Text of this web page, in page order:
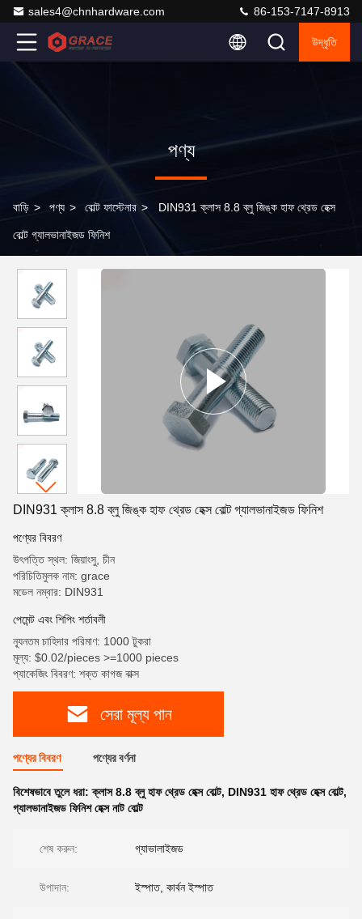
sales4@chnhardware.com 86-153-7147-8913
উদ্ধৃতি
পণ্য
বাড়ি > পণ্য > বোল্ট ফাস্টেনার > DIN931 ক্লাস 8.8 ব্লু জিঙ্ক হাফ থ্রেড হেক্স
বোল্ট গ্যালভানাইজড ফিনিশ
DIN931 ক্লাস 8.8 ব্লু জিঙ্ক হাফ থ্রেড হেক্স বোল্ট গ্যালভানাইজড ফিনিশ
পণ্যের বিবরণ
উৎপত্তি স্থল: জিয়াংসু, চীন
পরিচিতিমুলক নাম: grace
মডেল নম্বার: DIN931
পেমেন্ট এবং শিপিং শর্তাবলী
ন্যূনতম চাহিদার পরিমাণ: 1000 টুকরা
মূল্য: $0.02/pieces >=1000 pieces
প্যাকেজিং বিবরণ: শক্ত কাগজ বাক্স
সেরা মূল্য পান
পণ্যের বিবরণ পণ্যের বর্ণনা
বিশেষভাবে তুলে ধরা:ক্লাস 8.8 ব্লু হাফ থ্রেড হেক্স বোল্ট, DIN931 হাফ থ্রেড হেক্স বোল্ট,
গ্যালভানাইজড ফিনিশ হেক্স নাট বোল্ট
শেষ করুন: গ্যাভালাইজড
উপাদান: ইস্পাত, কার্বন ইস্পাত